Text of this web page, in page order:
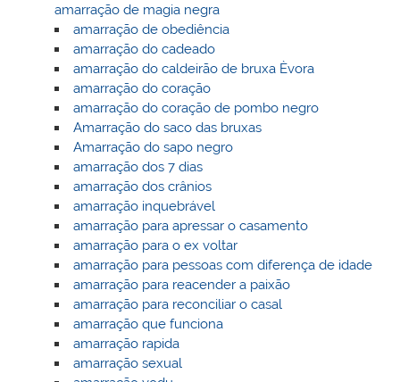
amarração de magia negra
amarração de obediência
amarração do cadeado
amarração do caldeirão de bruxa Èvora
amarração do coração
amarração do coração de pombo negro
Amarração do saco das bruxas
Amarração do sapo negro
amarração dos 7 dias
amarração dos crânios
amarração inquebrável
amarração para apressar o casamento
amarração para o ex voltar
amarração para pessoas com diferença de idade
amarração para reacender a paixão
amarração para reconciliar o casal
amarração que funciona
amarração rapida
amarração sexual